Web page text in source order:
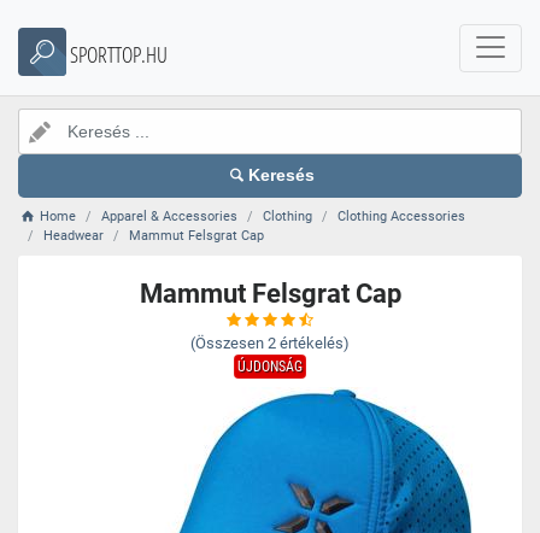
SPORTTOP.HU
Keresés
Home Apparel & Accessories Clothing
Clothing Accessories
Headwear
Mammut Felsgrat Cap
Mammut Felsgrat Cap
(Összesen 2 értékelés)
ÚJDONSÁG